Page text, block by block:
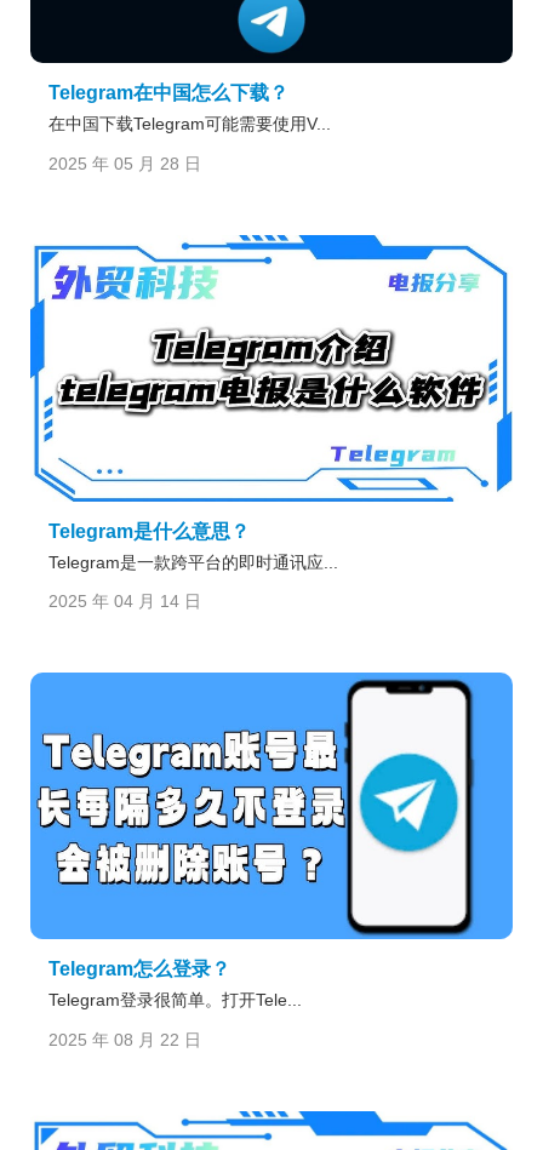
Telegram在中国怎么下载？
在中国下载Telegram可能需要使用V...
2025 年 05 月 28 日
Telegram是什么意思？
Telegram是一款跨平台的即时通讯应...
2025 年 04 月 14 日
Telegram怎么登录？
Telegram登录很简单。打开Tele...
2025 年 08 月 22 日